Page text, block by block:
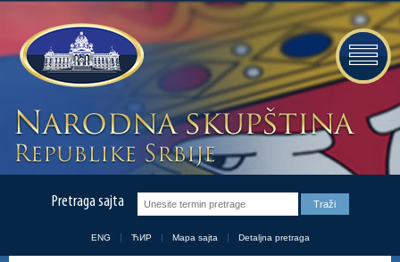
Pretraga sajta
ENG ЋИР Mapa sajta Detaljna pretraga